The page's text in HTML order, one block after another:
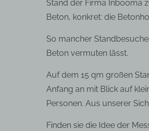
Stand der Firma Inbooma
Beton, konkret: die
So mancher
Beton vermuten lässt.
Auf dem 15 qm großen
Anfang an mit Blick auf
Personen. Aus unserer
Finden sie die Idee der